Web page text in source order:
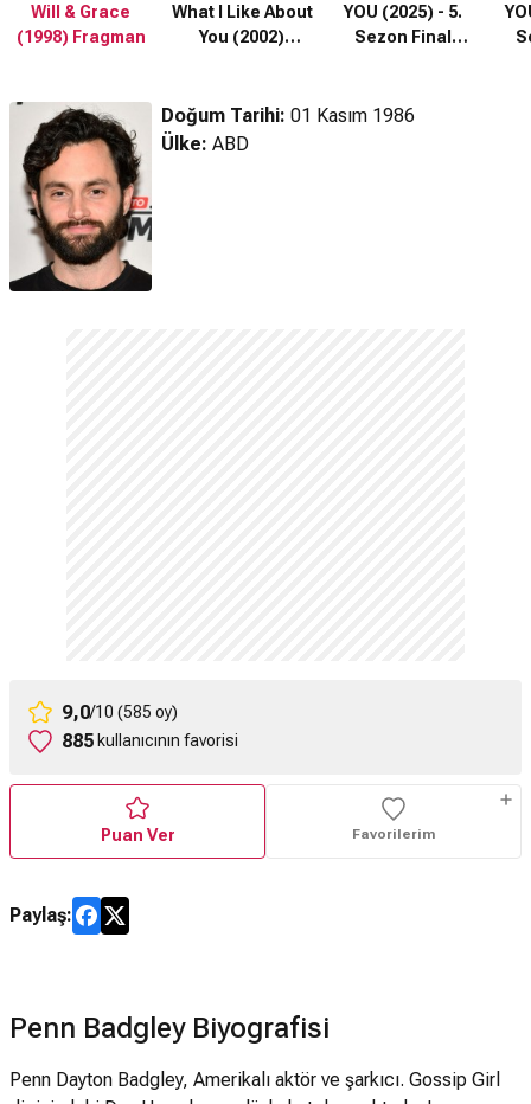
Will & Grace
(1998) Fragman
What I Like About
You (2002)
YOU (2025) - 5.
Sezon Final
Doğum Tarihi: 01 Kasım 1986
Ülke: ABD
9,0/10 (585 oy)
885 kullanıcının favorisi
Puan Ver Favorilerim
Paylaş:
Penn Badgley Biyografisi
Penn Dayton Badgley, Amerikalı aktör ve şarkıcı. Gossip Girl